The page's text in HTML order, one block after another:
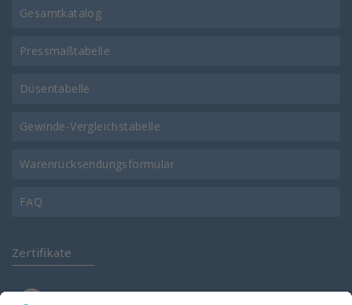
Gesamtkatalog
Pressmaßtabelle
Düsentabelle
Gewinde-Vergleichstabelle
Warenrücksendungsformular
FAQ
Zertifikate